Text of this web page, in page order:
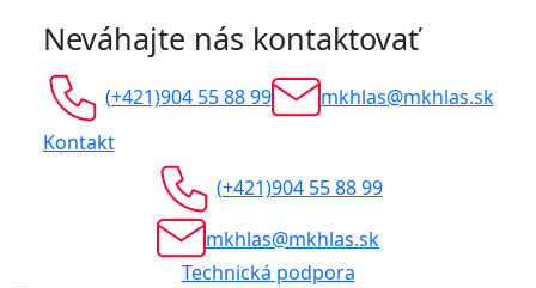
Neváhajte nás kontaktovať
(+421)904 55 88 99
mkhlas@mkhlas.sk
Kontakt
(+421)904 55 88 99
mkhlas@mkhlas.sk
Technická podpora